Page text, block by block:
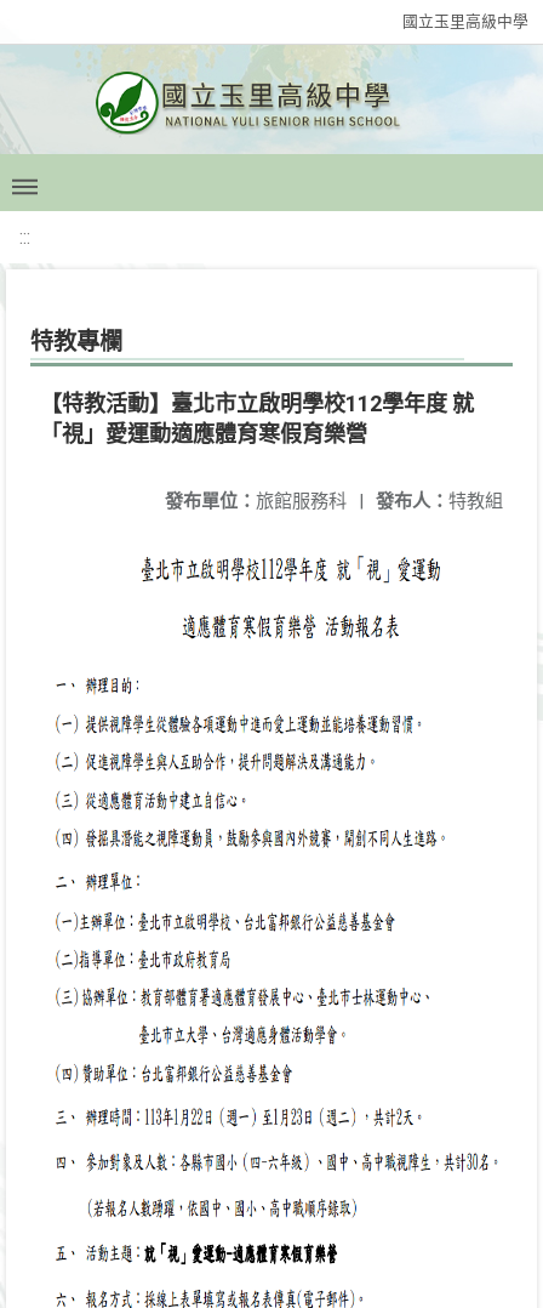
國立玉里高級中學
:::
特教專欄
【特教活動】臺北市立啟明學校112學年度 就
「視」愛運動適應體育寒假育樂營
發布人： 特教組
發布單位： 旅館服務科 |